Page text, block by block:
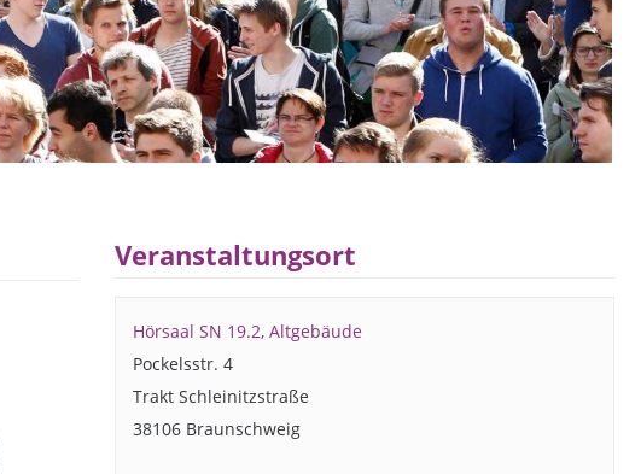
Veranstaltungsort
Hörsaal SN 19.2, Altgebäude
Pockelsstr. 4
Trakt Schleinitzstraße
38106 Braunschweig